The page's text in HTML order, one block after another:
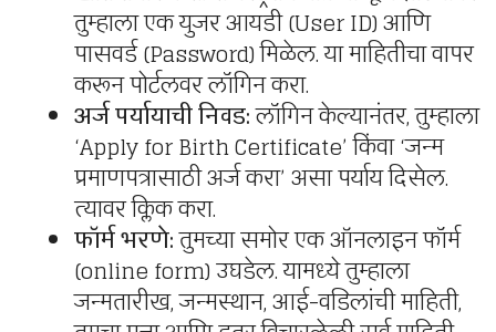
तुम्हाला एक युजर आयडी (User ID) आणि
पासवर्ड (Password) मिळेल. या माहितीचा वापर
करून पोर्टलवर लॉगिन करा.
अर्ज पर्यायाची निवड:लॉगिन केल्यानंतर, तुम्हाला
‘Apply for Birth Certificate’ किंवा ‘जन्म
प्रमाणपत्रासाठी अर्ज करा’ असा पर्याय दिसेल.
त्यावर क्लिक करा.
फॉर्म भरणे:तुमच्या समोर एक ऑनलाइन फॉर्म
(online form) उघडेल. यामध्ये तुम्हाला
जन्मतारीख, जन्मस्थान, आई-वडिलांची माहिती,